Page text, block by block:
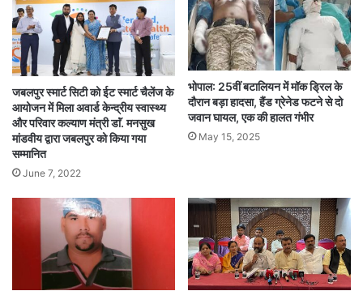
जबलपुर स्मार्ट सिटी को ईट स्मार्ट चैलेंज के
आयोजन में मिला अवार्ड केन्द्रीय स्वास्थ्य
और परिवार कल्याण मंत्री डाॅं. मनसुख
मांडवीय द्वारा जबलपुर को किया गया
सम्मानित
June 7, 2022
भोपाल: 25वीं बटालियन में मॉक ड्रिल के
दौरान बड़ा हादसा, हैंड ग्रेनेड फटने से दो
जवान घायल, एक की हालत गंभीर
May 15, 2025